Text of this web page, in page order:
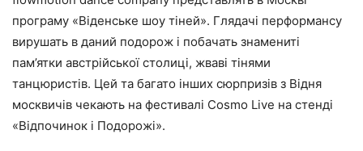
програму «Віденське шоу тіней». Глядачі перформансу
вирушать в даний подорож і побачать знамениті
пам’ятки австрійської столиці, жваві тінями
танцюристів. Цей та багато інших сюрпризів з Відня
москвичів чекають на фестивалі Cosmo Live на стенді
«Відпочинок і Подорожі».